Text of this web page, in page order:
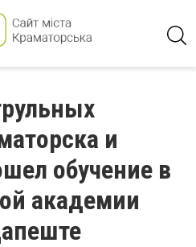
и
обучение в
академии